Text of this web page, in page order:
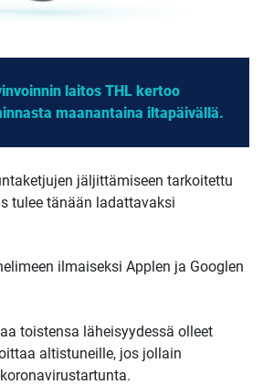
laitos THL kertoo
maanantaina iltapäivällä.
jäljittämiseen tarkoitettu
tulee tänään ladattavaksi
ilmaiseksi Applen ja Googlen
toistensa läheisyydessä olleet
altistuneille, jos jollain